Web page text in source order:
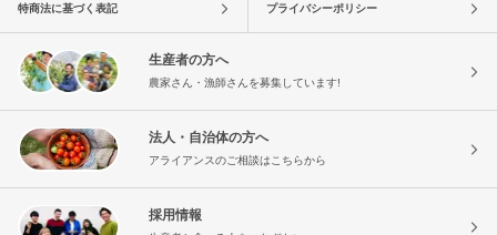
特商法に基づく表記 プライバシーポリシー
生産者の方へ
農家さん・漁師さんを募集しています!
法人・自治体の方へ
アライアンスのご相談はこちらから
採用情報